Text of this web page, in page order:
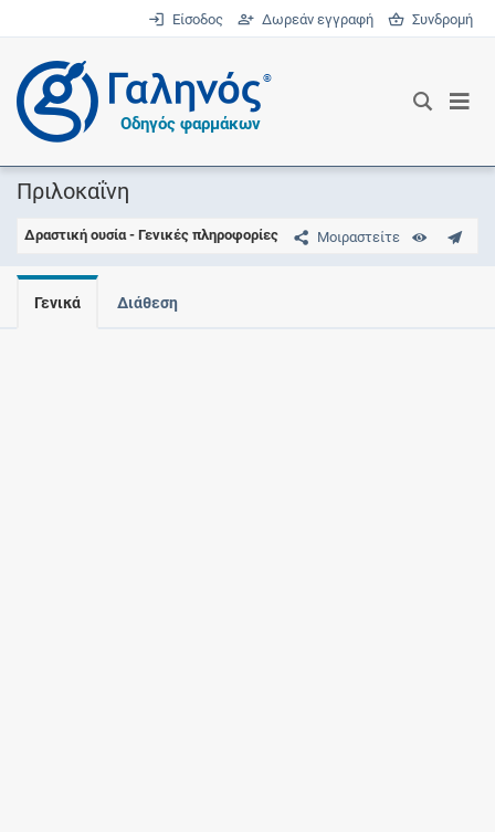
Είσοδος Δωρεάν εγγραφή Συνδρομή
®
Οδηγός φαρμάκων
Πριλοκαΐνη
Μοιραστείτε
Δραστική ουσία - Γενικές πληροφορίες
Γενικά Διάθεση